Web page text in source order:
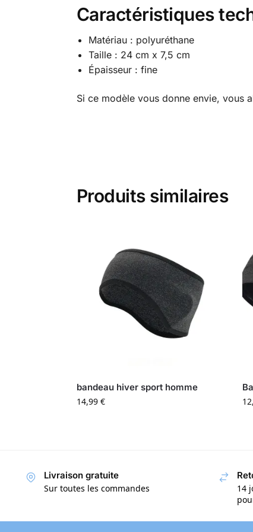
Caractéristiques
Matériau : polyuréthane
Taille : 24 cm x 7,5 cm
Épaisseur : fine
Si ce modèle vous donne envie, vous
Produits similaires
bandeau hiver sport homme
14,99 €
Livraison gratuite
Sur toutes les commandes
14